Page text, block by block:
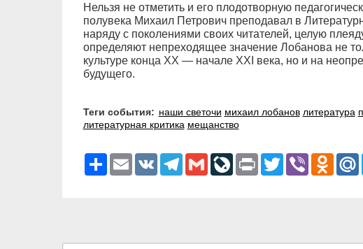
Нельзя не отметить и его плодотворную
полувека Михаил Петрович преподавал в
наряду с поколениями своих читателей, целую
определяют непреходящее значение Лобанова не
культуре конца ХХ — начале XXI века, но и на
будущего.
Теги события: наши светочи михаил лобанов литература
литературная критика мещанство
РесурсEmail VK Telegram
GmailLiveJournal
Print TwitterViber